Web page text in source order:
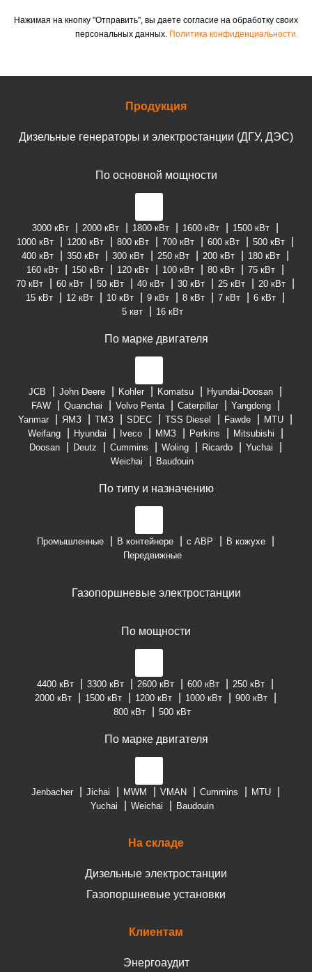
Нажимая на кнопку "Отправить", вы даете согласие на обработку своих
персональных данных. Политика конфиденциальности.
Продукция
Дизельные генераторы и электростанции (ДГУ, ДЭС)
По основной мощности
3000 кВт 2000 кВт 1800 кВт 1600 кВт
1500 кВт
1000 кВт
1200 кВт 800 кВт 700 кВт 600 кВт
500 кВт
400 кВт
350 кВт 300 кВт 250 кВт 200 кВт
180 кВт
160 кВт
150 кВт 120 кВт 100 кВт 80 кВт
75 кВт
70 кВт
60 кВт 50 кВт 40 кВт 30 кВт 25 кВт
20 кВт
15 кВт
12 кВт 10 кВт 9 кВт 8 кВт 7 кВт
6 кВт
5 квт
16 кВт
По марке двигателя
JCB John Deere Kohler Komatsu
Hyundai-Doosan
FAW
Quanchai Volvo Penta Caterpillar
Yangdong
Yanmar
ЯМЗ ТМЗ SDEC TSS Diesel Fawde
MTU
Weifang
Hyundai Iveco ММЗ Perkins
Mitsubishi
Doosan
Deutz Cummins Woling Ricardo
Yuchai
Weichai
Baudouin
По типу и назначению
Промышленные В контейнере с АВР
В кожухе
Передвижные
Газопоршневые электростанции
По мощности
4400 кВт 3300 кВт 2600 кВт 600 кВт
250 кВт
2000 кВт
1500 кВт 1200 кВт 1000 кВт
900 кВт
800 кВт
500 кВт
По марке двигателя
Jenbacher Jichai MWM VMAN Cummins
MTU
Yuchai
Weichai Baudouin
На складе
Дизельные электростанции
Газопоршневые установки
Клиентам
Энергоаудит